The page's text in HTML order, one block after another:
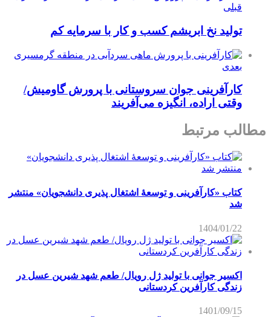
قبلی
تولید نخ ابریشم کسب و کار با سرمایه کم
بعدی
کارآفرینی جوان سروستانی با پرورش گاومیش/
وقتی اراده، انگیزه می‌آفریند
مطالب مرتبط
کتاب «کارآفرینی و توسعۀ اشتغال پذیری دانشجویان» منتشر
شد
1404/01/22
اکسیر جوانی با تولید ژل رویال/ طعم شهد شیرین عسل‌ در
زندگی کارآفرین کردستانی
1401/09/15